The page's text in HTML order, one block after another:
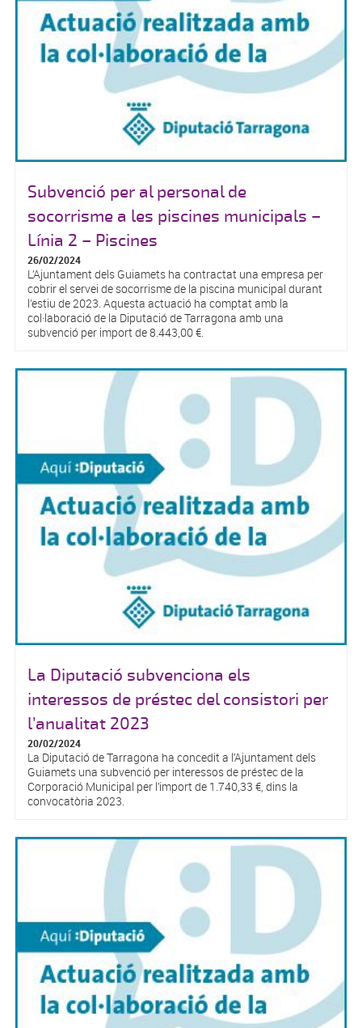
Subvenció per al personal de
socorrisme a les piscines municipals –
Línia 2 – Piscines
26/02/2024
L’Ajuntament dels Guiamets ha contractat una empresa per
cobrir el servei de socorrisme de la piscina municipal durant
l’estiu de 2023. Aquesta actuació ha comptat amb la
col·laboració de la Diputació de Tarragona amb una
subvenció per import de 8.443,00 €.
La Diputació subvenciona els
interessos de préstec del consistori per
l’anualitat 2023
20/02/2024
La Diputació de Tarragona ha concedit a l’Ajuntament dels
Guiamets una subvenció per interessos de préstec de la
Corporació Municipal per l’import de 1.740,33 €, dins la
convocatòria 2023.